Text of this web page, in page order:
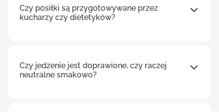
Czy posiłki są przygotowywane przez
kucharzy czy dietetyków?
Czy jedzenie jest doprawione, czy raczej
neutralne smakowo?